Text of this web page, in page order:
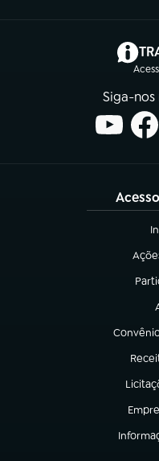
Siga-nos
(abre em
(abre
(abre
(abre
(abre